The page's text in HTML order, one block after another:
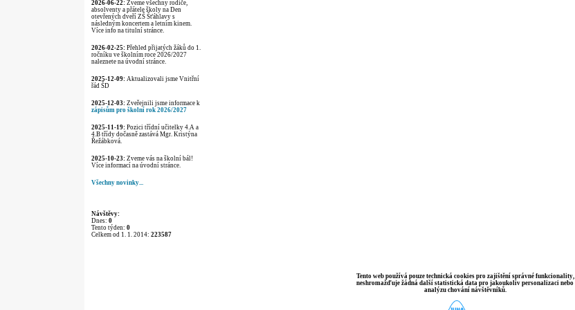
2026-06-22: Zveme všechny rodiče,
absolventy a přátele školy na Den
otevřených dveří ZŠ Šťáhlavy s
následným koncertem a letním kinem.
Více info na titulní stránce.
2026-02-25: Přehled přijatých žáků do 1.
ročníku ve školním roce 2026/2027
naleznete na úvodní stránce.
2025-12-09: Aktualizovali jsme Vnitřní
řád ŠD
2025-12-03: Zveřejnili jsme informace k
zápisům pro školní rok 2026/2027
2025-11-19: Pozici třídní učitelky 4.A a
4.B třídy dočasně zastává Mgr. Kristýna
Řežábková.
2025-10-23: Zveme vás na školní bál!
Více informací na úvodní stránce.
Všechny novinky...
Návštěvy:
Dnes: 0
Tento týden: 0
Celkem od 1. 1. 2014: 223587
Tento web používá pouze technická cookies pro zajištění správné funkcionality,
neshromažďuje žádná další statistická data pro jakoukoliv personalizaci nebo
analýzu chování návštěvníků.